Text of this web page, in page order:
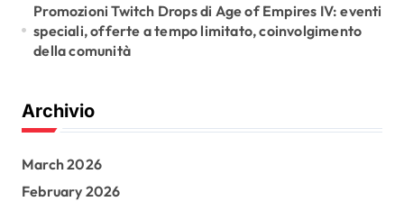
Promozioni Twitch Drops di Age of Empires IV: eventi
speciali, offerte a tempo limitato, coinvolgimento
della comunità
Archivio
March 2026
February 2026